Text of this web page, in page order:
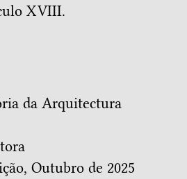
XVIII.
da Arquitectura
Outubro de 2025